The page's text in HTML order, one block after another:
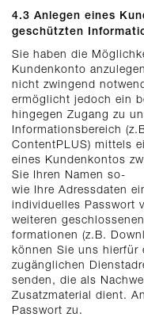
4.3 Anlegen eines
geschützten
Sie haben die
Kundenkonto
nicht zwingend
ermöglicht jedoch ein
hingegen Zugang zu
Informationsbereich
ContentPLUS) mittels
eines Kundenkontos
Sie Ihren Namen so-
wie Ihre Adressdaten
individuelles Passwort
weiteren
formationen (z.B.
können Sie uns hierfür
zugänglichen
senden, die als
Zusatzmaterial dient.
Passwort zu.